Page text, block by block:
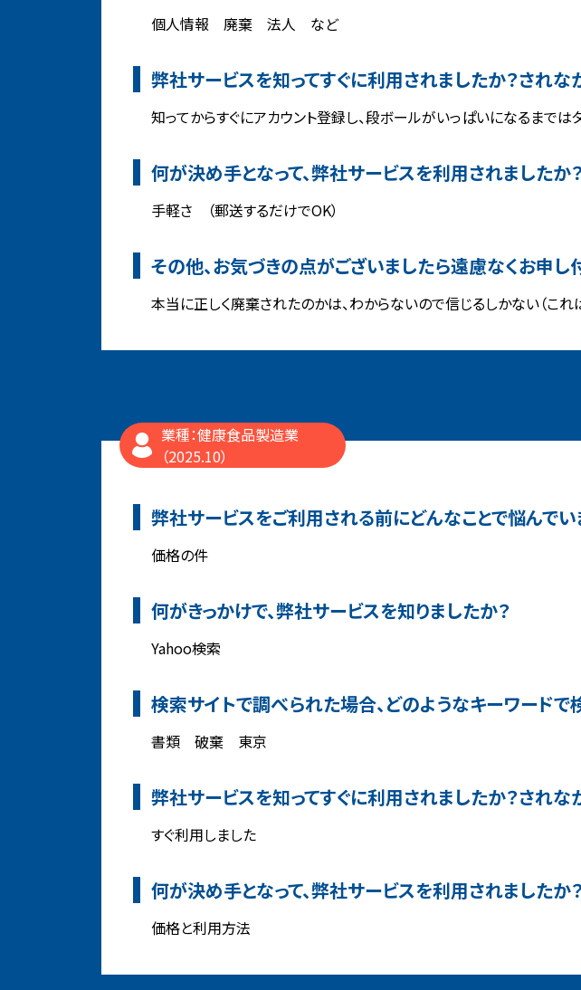
個人情報 廃棄 法人 など
弊社サービスを知ってすぐに利用されましたか？されな
知ってからすぐにアカウント登録し、段ボールがいっぱいになるまでは
何が決め手となって、弊社サービスを利用されましたか？
手軽さ （郵送するだけでOK）
その他、お気づきの点がございましたら遠慮なくお申し
本当に正しく廃棄されたのかは、わからないので信じるしかない（こ
業種：健康食品製造業
（2025.10）
弊社サービスをご利用される前にどんなことで悩んでい
価格の件
何がきっかけで、弊社サービスを知りましたか？
Yahoo検索
検索サイトで調べられた場合、どのようなキーワードで
書類 破棄 東京
弊社サービスを知ってすぐに利用されましたか？されな
すぐ利用しました
何が決め手となって、弊社サービスを利用されましたか？
価格と利用方法